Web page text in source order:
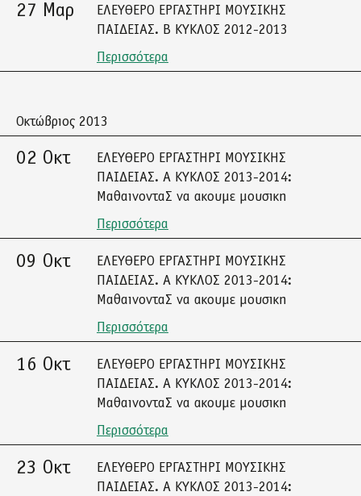
27 Μαρ
ΕΛΕΥΘΕΡΟ ΕΡΓΑΣΤΗΡΙ ΜΟΥΣΙΚΗΣ
ΠΑΙΔΕΙΑΣ. Β ΚΥΚΛΟΣ 2012-2013
Περισσότερα
Οκτώβριος 2013
02 Οκτ
ΕΛΕΥΘΕΡΟ ΕΡΓΑΣΤΗΡΙ ΜΟΥΣΙΚΗΣ
ΠΑΙΔΕΙΑΣ. Α ΚΥΚΛΟΣ 2013-2014:
ΜαθαινονταΣ να ακουμε μουσικη
Περισσότερα
09 Οκτ
ΕΛΕΥΘΕΡΟ ΕΡΓΑΣΤΗΡΙ ΜΟΥΣΙΚΗΣ
ΠΑΙΔΕΙΑΣ. Α ΚΥΚΛΟΣ 2013-2014:
ΜαθαινονταΣ να ακουμε μουσικη
Περισσότερα
16 Οκτ
ΕΛΕΥΘΕΡΟ ΕΡΓΑΣΤΗΡΙ ΜΟΥΣΙΚΗΣ
ΠΑΙΔΕΙΑΣ. Α ΚΥΚΛΟΣ 2013-2014:
ΜαθαινονταΣ να ακουμε μουσικη
Περισσότερα
23 Οκτ
ΕΛΕΥΘΕΡΟ ΕΡΓΑΣΤΗΡΙ ΜΟΥΣΙΚΗΣ
ΠΑΙΔΕΙΑΣ. Α ΚΥΚΛΟΣ 2013-2014: